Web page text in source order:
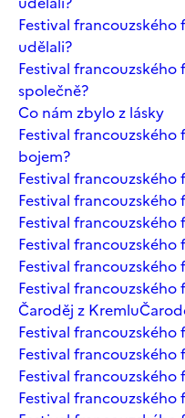
Festival francouzského
udělali?
Festival
společně?
Co nám zbylo z lásky
Festival
bojem?
Festival
Festival
Festival
Festival
Festival francouzského
Festival francouzského
Čaroděj z Kremlu
Festival
Festival
Festival francouzského
Festival francouzského